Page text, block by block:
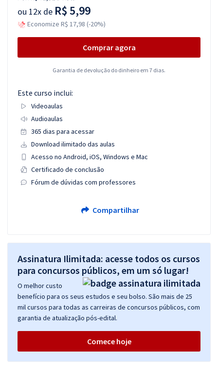
ou 12x de R$ 5,99
Economize R$ 17,98 (-20%)
Comprar agora
Garantia de devolução do dinheiro em 7 dias.
Este curso inclui:
Videoaulas
Audioaulas
365 dias para acessar
Download ilimitado das aulas
Acesso no Android, iOS, Windows e Mac
Certificado de conclusão
Fórum de dúvidas com professores
Compartilhar
Assinatura Ilimitada: acesse todos os cursos
para concursos públicos, em um só lugar!
O melhor custo
benefício para os seus estudos e seu bolso. São mais de 25
mil cursos para todas as carreiras de concursos públicos, com
garantia de atualização pós-edital.
Comece hoje